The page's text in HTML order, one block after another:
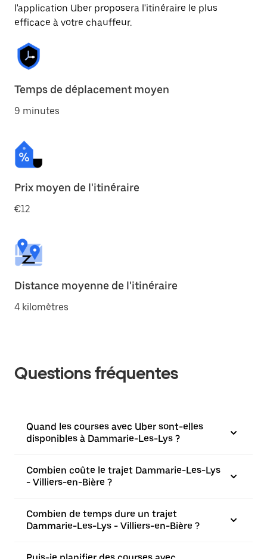
l'application Uber proposera l'itinéraire le plus
efficace à votre chauffeur.
Temps de déplacement moyen
9 minutes
Prix moyen de l'itinéraire
€12
Distance moyenne de l'itinéraire
4 kilomètres
Questions fréquentes
Quand les courses avec Uber sont-elles
disponibles à Dammarie-Les-Lys ?
Combien coûte le trajet Dammarie-Les-Lys
- Villiers-en-Bière ?
Combien de temps dure un trajet
Dammarie-Les-Lys - Villiers-en-Bière ?